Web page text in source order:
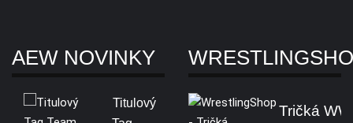
AEW NOVINKY
Titulový
Tričká